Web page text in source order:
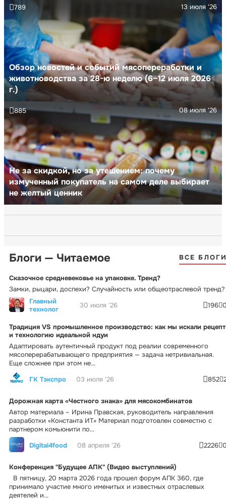
Обзор новостей и событий мясопереработки и
животноводства за 28-ю неделю (6–12 июля 2026
г.)
13 июля '26
789
Не за скидкой, но за утешением: почему
измученный покупатель на самом деле выбирает
не желтый ценник
08 июля '26
885
Блоги — Читаемое ВСЕ
Сказочное средневековье на упаковке. Тренд?
Замки, рыцари, доспехи? Случайность или общеотраслевой тренд?
Главный
технолог
30 июля '26 196
Традиция VS промышленное производство: как мы искали рецепт
и технологию идеальной ндуи
Адаптировать аутентичный продукт под реалии современного
мясоперерабатывающего предприятия — задача нетривиальная.
Еще сложнее при этом не...
ГК Тэкспро
03 июля '26 852
Дорожная карта «Честного знака» для мясокомбинатов
Автор материала – Ирина Правская, руководитель направления
разработки «Константа ИТ» Материал подготовлен совместно с
партнером комьюнити по...
Digital4food
08 апреля '26 2226
Конференция "Будущее АПК" (Видео выступлений)
В пятницу, 20 марта 2026 года прошел форум АПК 360, где
принимало участие много именитых и известных отраслевых
деятелей и...